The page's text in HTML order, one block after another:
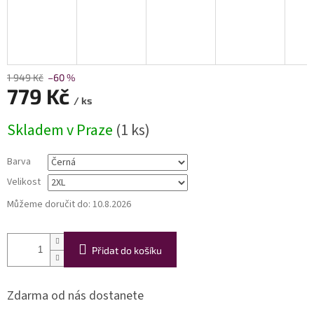
1 949 Kč –60 %
779 Kč / ks
cena:
Skladem v Praze (1 ks)
Barva
Velikost
Můžeme doručit do: 10.8.2026
Přidat do košíku
Zdarma od nás dostanete